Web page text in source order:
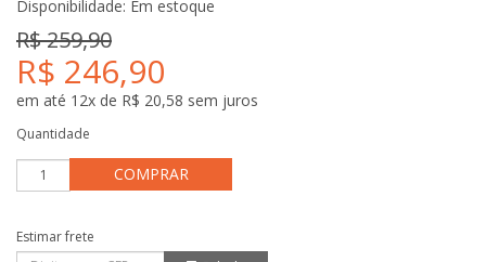
Disponibilidade: Em estoque
R$ 259,90
R$ 246,90
em até 12x de R$ 20,58 sem juros
Quantidade
COMPRAR